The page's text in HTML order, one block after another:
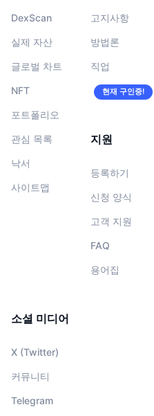
DexScan
실제 자산
글로벌 차트
NFT
포트폴리오
관심 목록
낙서
사이트맵
고지사항
방법론
직업
현재 구인중!
지원
등록하기
신청 양식
고객 지원
FAQ
용어집
소셜 미디어
X (Twitter)
커뮤니티
Telegram